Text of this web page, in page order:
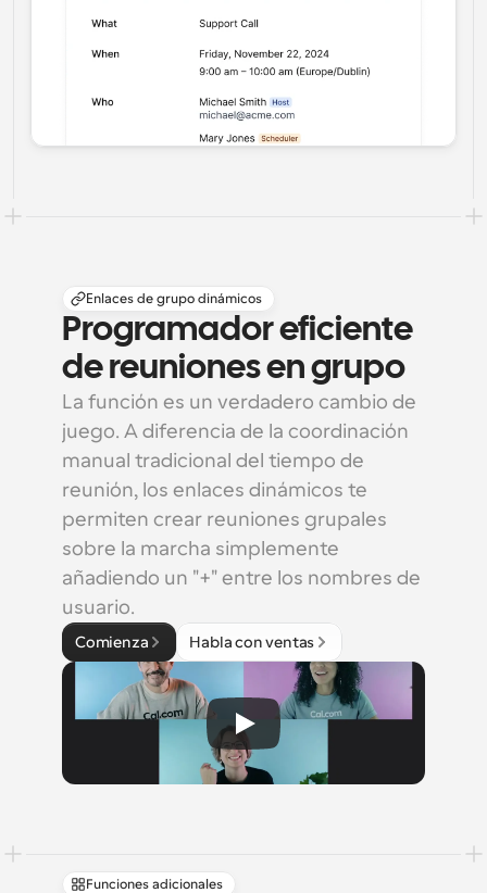
Enlaces de grupo dinámicos
Programador eficiente
de reuniones en grupo
La función es un verdadero cambio de
juego. A diferencia de la coordinación
manual tradicional del tiempo de
reunión, los enlaces dinámicos te
permiten crear reuniones grupales
sobre la marcha simplemente
añadiendo un "+" entre los nombres de
usuario.
Comienza Habla con ventas
Funciones adicionales